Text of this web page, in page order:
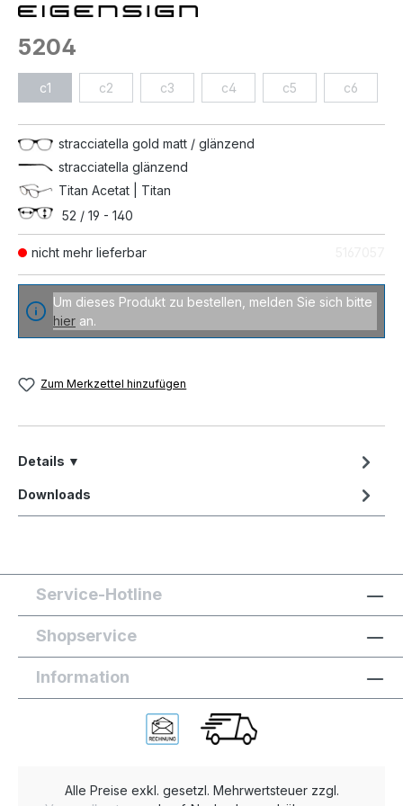
nicht mehr lieferbar
5204
c1 c2 c3 c4 c5 c6
stracciatella gold matt / glänzend
stracciatella glänzend
Titan Acetat | Titan
52 / 19 - 140
Um dieses Produkt zu bestellen, melden Sie sich bitte
hier an.
Zum Merkzettel hinzufügen
Details ▼
Downloads
Service-Hotline
Shopservice
Information
Alle Preise exkl. gesetzl. Mehrwertsteuer zzgl.